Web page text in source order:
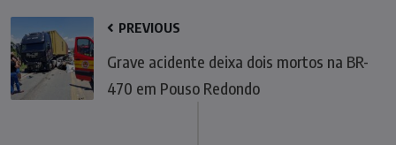
PREVIOUS
Grave acidente deixa dois mortos na BR-
470 em Pouso Redondo